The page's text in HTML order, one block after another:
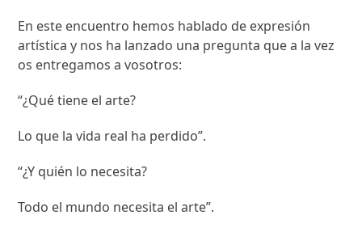
En este encuentro hemos hablado de expresión
artística y nos ha lanzado una pregunta que a la vez
os entregamos a vosotros:
“¿Qué tiene el arte?
Lo que la vida real ha perdido”.
“¿Y quién lo necesita?
Todo el mundo necesita el arte”.